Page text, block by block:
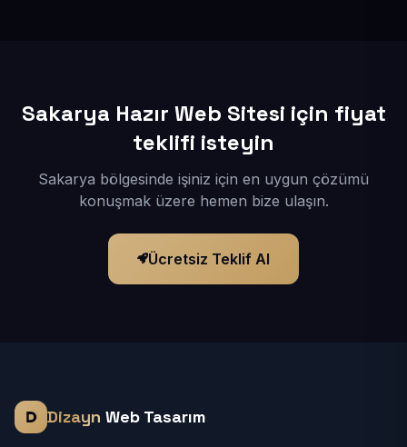
Sakarya Hazır Web Sitesi için fiyat
teklifi isteyin
Sakarya bölgesinde işiniz için en uygun çözümü
konuşmak üzere hemen bize ulaşın.
Ücretsiz Teklif Al
Dizayn Web Tasarım